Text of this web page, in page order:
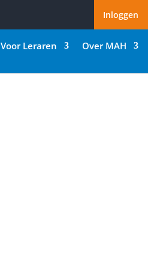
Inloggen
Voor Leraren Over MAH